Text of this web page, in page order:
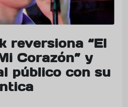
reversiona “El
Corazón” y
público con su